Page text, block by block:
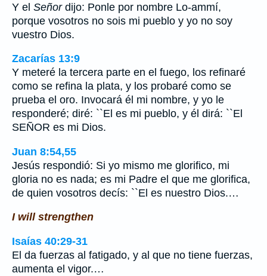
Y el Señordijo: Ponle por nombre Lo-ammí,
porque vosotros no sois mi pueblo y yo no soy
vuestro Dios.
Zacarías 13:9
Y meteré la tercera parte en el fuego, los refinaré
como se refina la plata, y los probaré como se
prueba el oro. Invocará él mi nombre, y yo le
responderé; diré: ``El es mi pueblo, y él dirá: ``El
SEÑOR es mi Dios.
Juan 8:54,55
Jesús respondió: Si yo mismo me glorifico, mi
gloria no es nada; es mi Padre el que me glorifica,
de quien vosotros decís: ``El es nuestro Dios.…
I will strengthen
Isaías 40:29-31
El da fuerzas al fatigado, y al que no tiene fuerzas,
aumenta el vigor.…